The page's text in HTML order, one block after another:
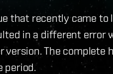
that recently came to
in a different error
The complete
period.